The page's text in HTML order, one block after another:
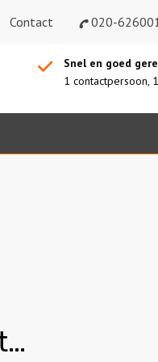
Contact 020-
Snel en goed
1 contactpersoon,